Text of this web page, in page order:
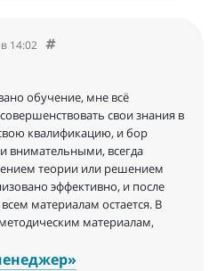
14:02
обучение, мне всё
свои знания в
квалификацию, и бор
внимательными, всегда
теории или решением
эффективно, и после
материалам остается. В
материалам,